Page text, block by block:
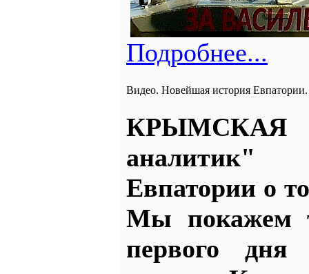
Подробнее...
Видео. Новейшая история
аналитик"
Евпатории о
Мы покажем
первого